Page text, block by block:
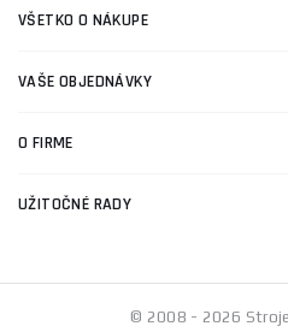
VŠETKO O NÁKUPE
VAŠE OBJEDNÁVKY
O FIRME
UŽITOČNÉ RADY
© 2008 - 2026